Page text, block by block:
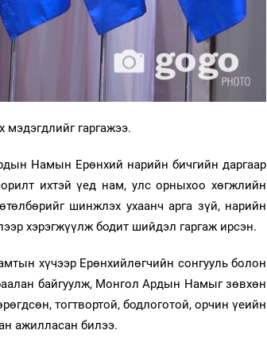
гаргажээ.
Намын Ерөнхий нарийн бичгийн даргаар
ихтэй үед нам, улс орныхоо хөгжлийн
шинжлэх ухаанч арга зүй, нарийн
хэрэгжүүлж бодит шийдэл гаргаж ирсэн.
хүчээр Ерөнхийлөгчийн сонгууль болон
байгуулж, Монгол Ардын Намыг зөвхөн
тогтвортой, бодлоготой, орчин үеийн
ажилласан билээ.